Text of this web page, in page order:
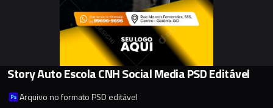
Story Auto Escola CNH Social Media PSD Editável
Arquivo no formato PSD editável